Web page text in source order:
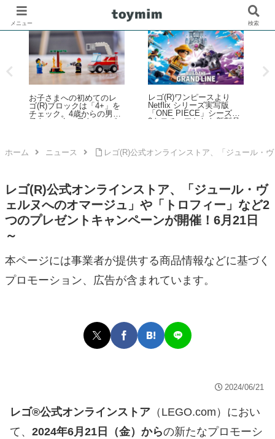
お子さまへの初めてのレ
ゴ(R)ブロックは「4+」を
チェック。4歳からの男の
子向け、女の子向けレゴ
レゴ(R)ワンピースより
Netflix シリーズ実写版
「ONE PIECE」シーズン
2をモチーフとした新製品
ホーム ニュース レゴ(R)公式オンラインストア、「ジュール・
レゴ(R)公式オンラインストア、「ジュール・ヴ
ェルヌへのオマージュ」や「トロフィー」など2
つのプレゼントキャンペーンが開催！6月21日
～
本ページには事業者が提供する商品情報などに基づく
プロモーション、広告が含まれています。
2024/06/21
レゴ®公式オンラインストア （LEGO.com）におい
て、 2024年6月21日（金）からの新たなプロモーシ
メニュー 検索